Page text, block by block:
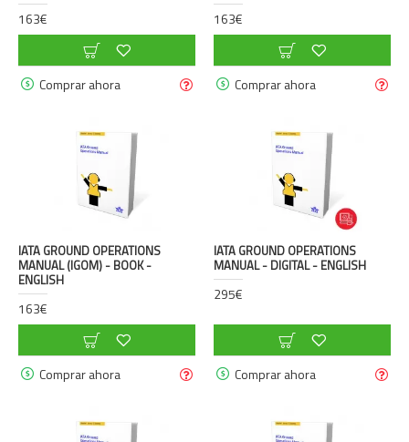
163€
Comprar ahora
163€
Comprar ahora
IATA GROUND OPERATIONS
MANUAL (IGOM) - BOOK -
ENGLISH
163€
Comprar ahora
IATA GROUND OPERATIONS
MANUAL - DIGITAL - ENGLISH
295€
Comprar ahora